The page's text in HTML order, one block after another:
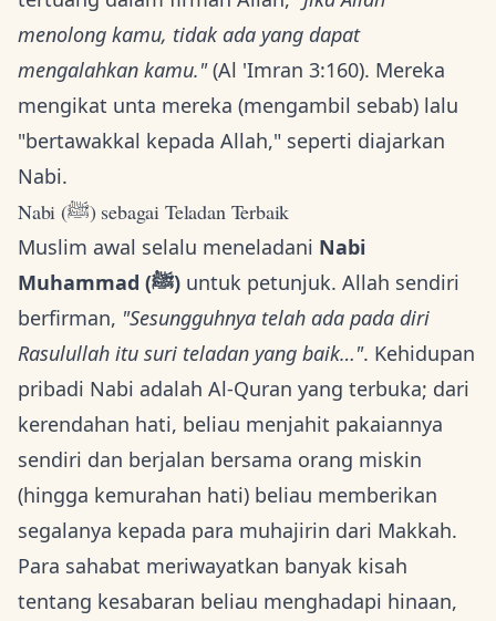
menolong kamu, tidak ada yang dapat
mengalahkan kamu."(Al 'Imran 3:160). Mereka
mengikat unta mereka (mengambil sebab) lalu
"bertawakkal kepada Allah," seperti diajarkan
Nabi.
Nabi (ﷺ) sebagai Teladan Terbaik
Muslim awal selalu meneladani Nabi
Muhammad (ﷺ) untuk petunjuk. Allah sendiri
berfirman, "Sesungguhnya telah ada pada diri
Rasulullah itu suri teladan yang baik…". Kehidupan
pribadi Nabi adalah Al-Quran yang terbuka; dari
kerendahan hati, beliau menjahit pakaiannya
sendiri dan berjalan bersama orang miskin
(hingga kemurahan hati) beliau memberikan
segalanya kepada para muhajirin dari Makkah.
Para sahabat meriwayatkan banyak kisah
tentang kesabaran beliau menghadapi hinaan,